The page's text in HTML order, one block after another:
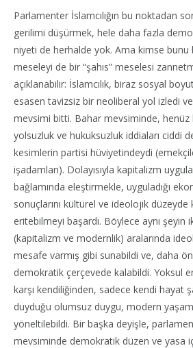
Parlamenter İslamcılığın bu noktadan
gerilimi düşürmek, hele daha fazla
niyeti de herhalde yok. Ama kimse bunu
meseleyi de bir “şahıs” meselesi
açıklanabilir: İslamcılık, biraz sosyal
esasen tavizsiz bir neoliberal yol izledi
mevsimi bitti. Bahar mevsiminde, henüz
yolsuzluk ve hukuksuzluk iddiaları ciddi
kesimlerin partisi hüviyetindeydi
işadamları). Dolayısıyla kapitalizm
bağlamında eleştirmekle, uyguladığı
sonuçlarını kültürel ve ideolojik düzeyde
eritebilmeyi başardı. Böylece aynı şeyin
(kapitalizm ve modernlik) aralarında
mesafe varmış gibi sunabildi ve, daha
demokratik çerçevede kalabildi. Yoksul
karşı kendiliğinden, sadece kendi hayat
duyduğu olumsuz duygu, modern
yöneltilebildi. Bir başka deyişle,
mevsiminde demokratik düzen ve yasa